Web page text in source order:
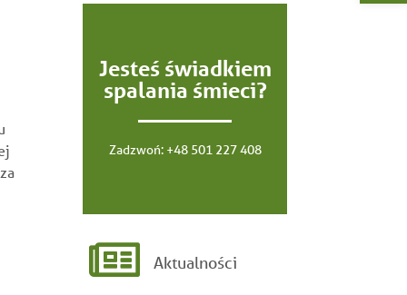
Jesteś świadkiem
spalania śmieci?
Zadzwoń: +48 501 227 408
Aktualności